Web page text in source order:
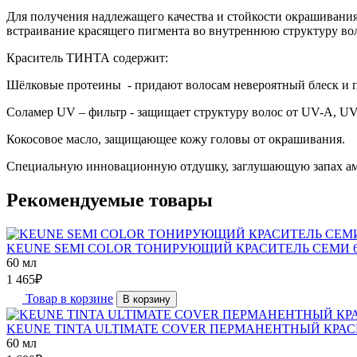
Для получения надлежащего качества и стойкости
встраивание красящего пигмента во внутреннюю структуру
Краситель ТИНТА содержит:
Шёлковые протеины - придают волосам невероятный блеск и
Соламер UV – фильтр - защищает структуру волос от UV-A,
Кокосовое масло, защищающее кожу головы от окрашивания.
Специальную инновационную отдушку, заглушающую запах
Рекомендуемые товары
KEUNE SEMI COLOR ТОНИРУЮЩИЙ КРАСИТЕЛЬ
60 мл
1 465₽
Товар в корзине
В корзину
KEUNE TINTA ULTIMATE COVER ПЕРМАНЕНТНЫЙ
60 мл